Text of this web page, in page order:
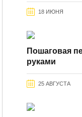
18 ИЮНЯ
Пошаговая
руками
25 АВГУСТА